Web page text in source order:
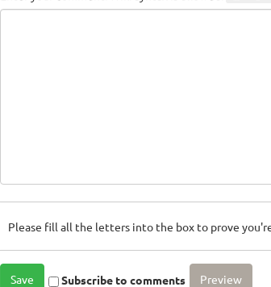
Please fill all the letters into the box to prove
Subscribe to comments